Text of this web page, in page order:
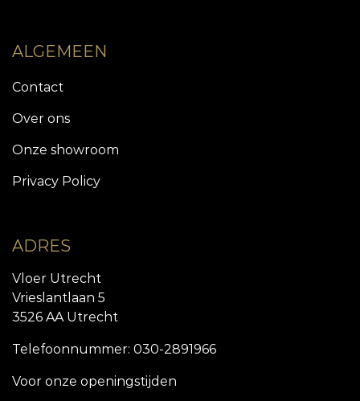
ALGEMEEN
Contact
Over ons
Onze showroom
Privacy Policy
ADRES
Vloer Utrecht
Vrieslantlaan 5
3526 AA Utrecht
Telefoonnummer: 030-2891966
Voor onze openingstijden